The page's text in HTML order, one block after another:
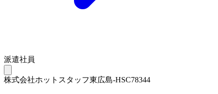
派遣社員
株式会社ホットスタッフ東広島-HSC78344